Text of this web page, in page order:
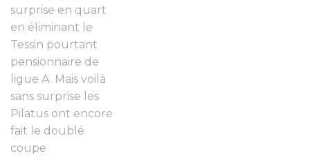
surprise en quart
en éliminant le
Tessin pourtant
pensionnaire de
ligue A. Mais voilà
sans surprise les
Pilatus ont encore
fait le doublé
coupe